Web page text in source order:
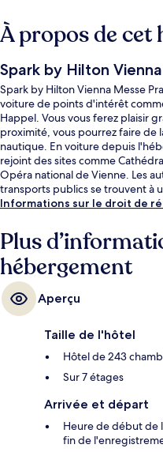
À propos de cet
Spark by Hilton
Spark by Hilton Vienna Messe
voiture de points d'intérêt
Happel. Vous vous ferez plaisir
proximité, vous pourrez faire de
nautique. En voiture depuis
rejoint des sites comme
Opéra national de Vienne. Les
transports publics se trouvent à
de métro Messe-Prater est à 3
Informations sur le droit de
Plus
hébergement
Aperçu
Taille de l'hôtel
Hôtel de 243
Sur 7 étages
Arrivée et départ
Heure de début de
fin de